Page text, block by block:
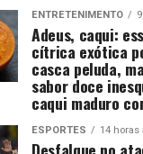
ENTRETENIMENTO
Adeus, caqui:
cítrica exótica
casca peluda,
sabor doce
caqui maduro
ESPORTES 14 horas